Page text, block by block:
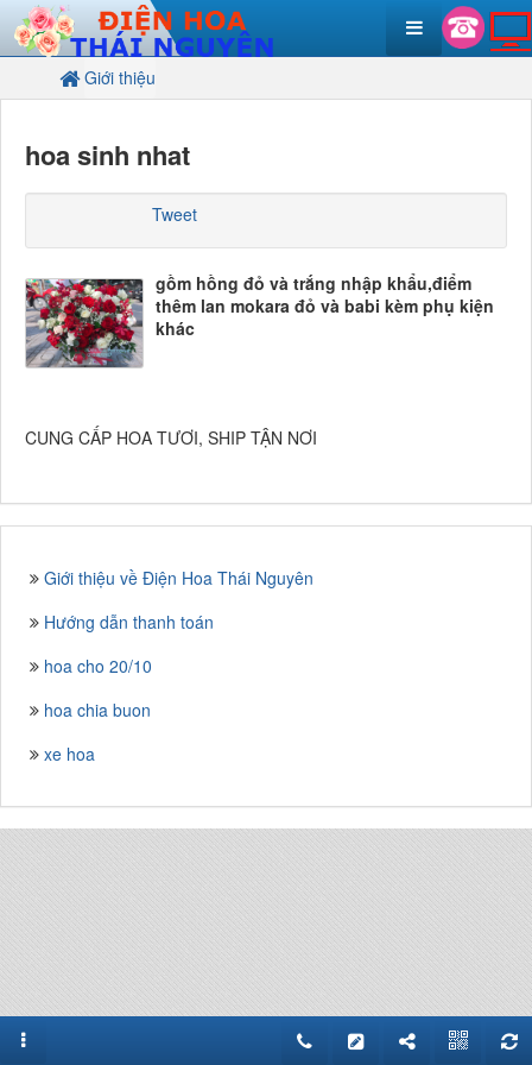
Giới thiệu
hoa sinh nhat
Tweet
gồm hồng đỏ và trắng nhập khẩu,điểm
thêm lan mokara đỏ và babi kèm phụ kiện
khác
CUNG CẤP HOA TƯƠI, SHIP TẬN NƠI
Giới thiệu về Điện Hoa Thái Nguyên
Hướng dẫn thanh toán
hoa cho 20/10
hoa chia buon
xe hoa